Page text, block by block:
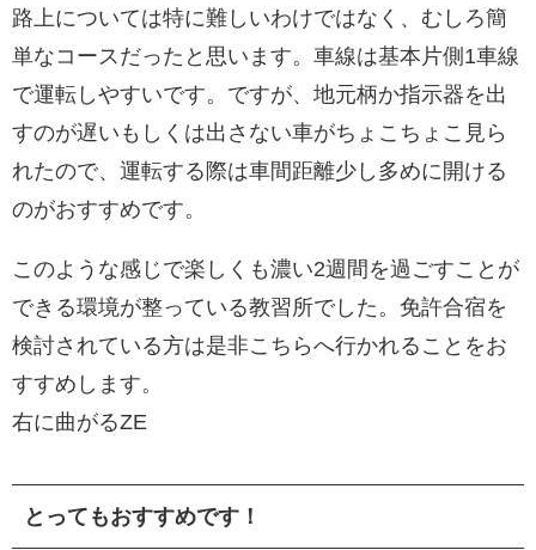
路上については特に難しいわけではなく、むしろ簡
単なコースだったと思います。車線は基本片側1車線
で運転しやすいです。ですが、地元柄か指示器を出
すのが遅いもしくは出さない車がちょこちょこ見ら
れたので、運転する際は車間距離少し多めに開ける
のがおすすめです。
このような感じで楽しくも濃い2週間を過ごすことが
できる環境が整っている教習所でした。免許合宿を
検討されている方は是非こちらへ行かれることをお
すすめします。
右に曲がるZE︎
とってもおすすめです！